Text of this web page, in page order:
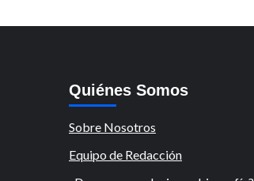
Quiénes Somos
Sobre Nosotros
Equipo de Redacción